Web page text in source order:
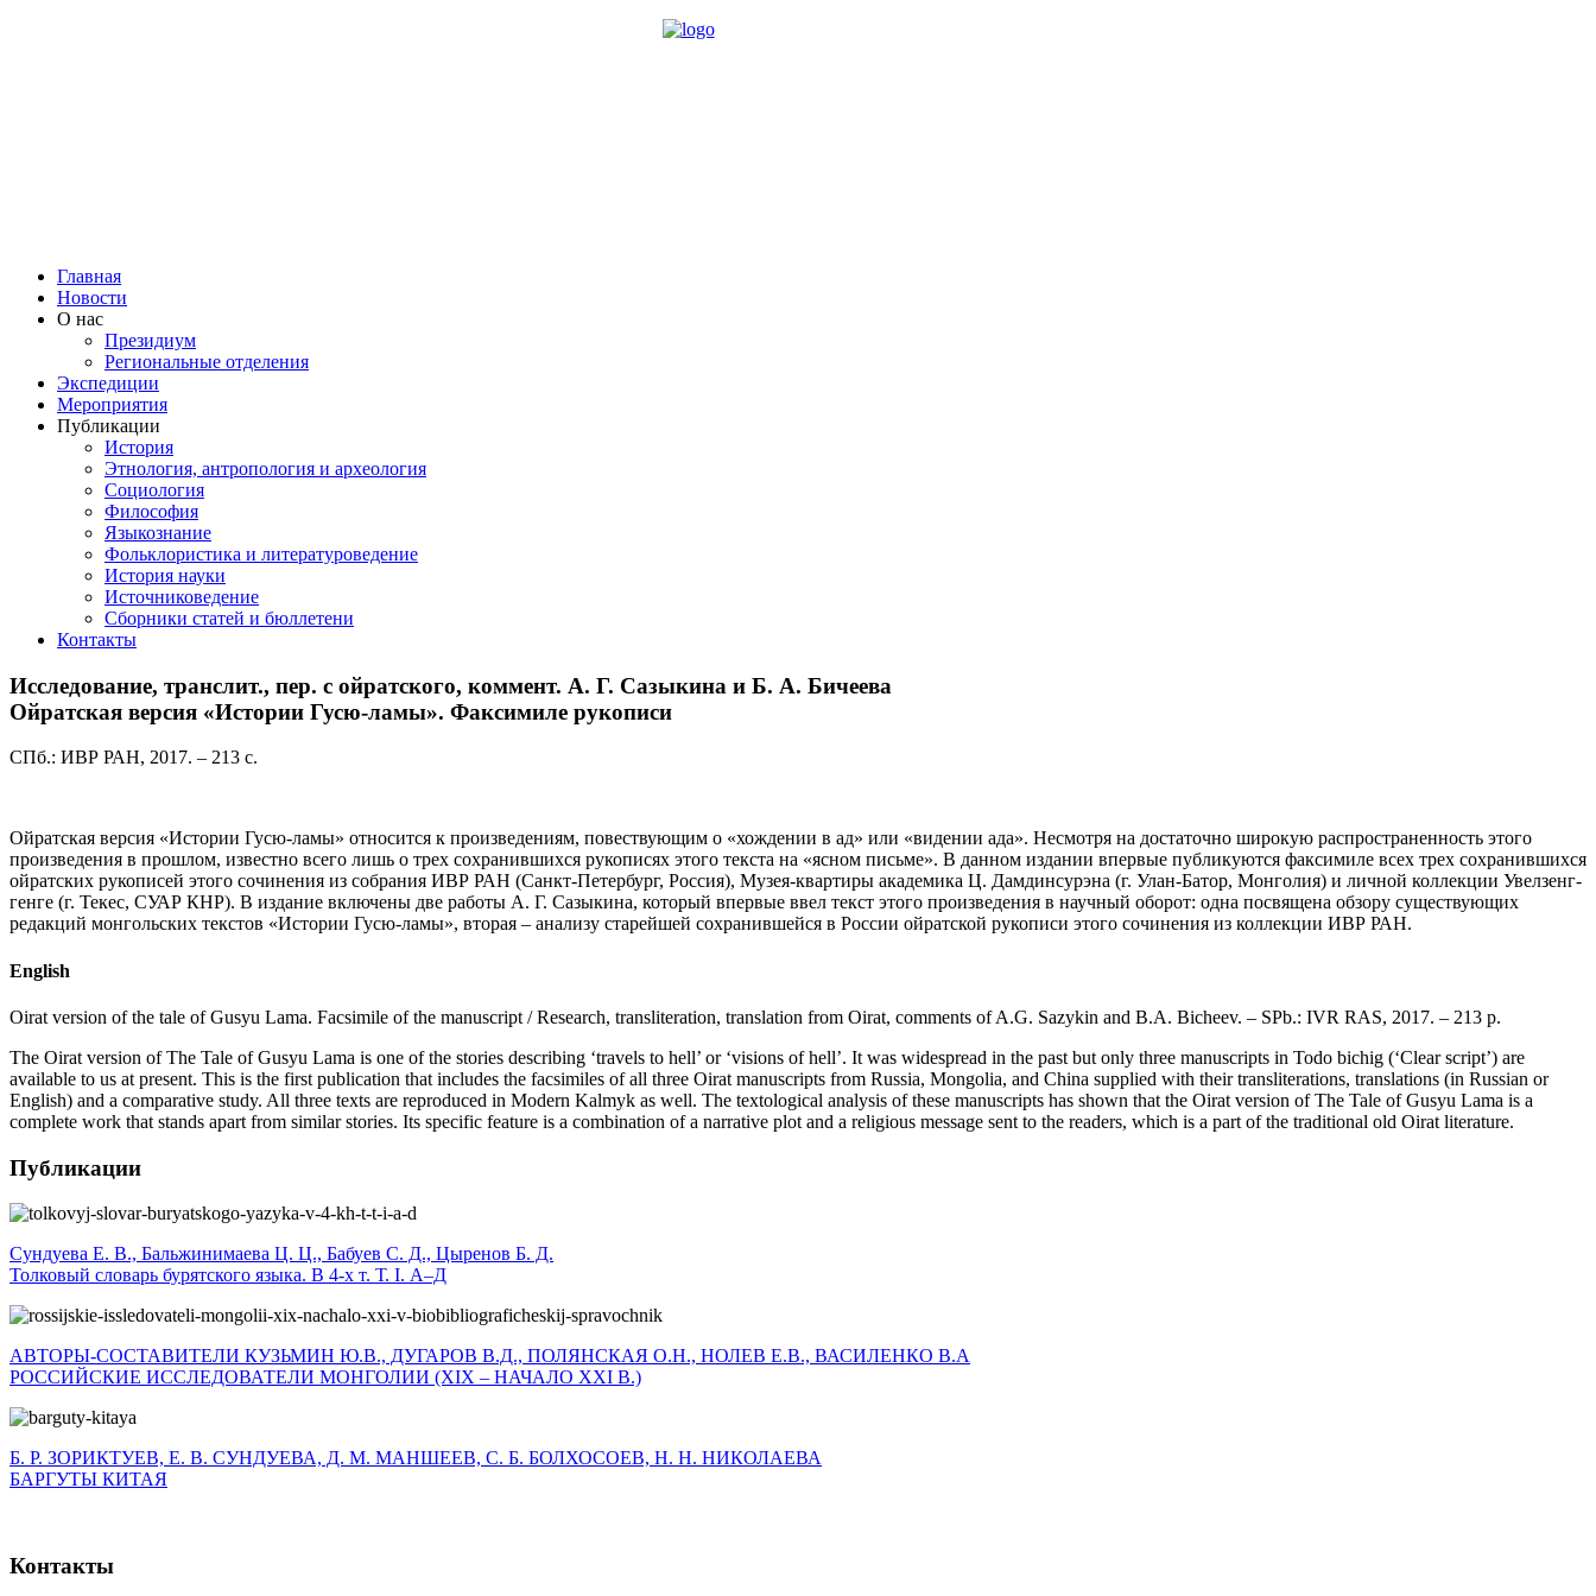
Главная
Новости
О нас
Президиум
Региональные отделения
Экспедиции
Мероприятия
Публикации
История
Этнология, антропология и археология
Социология
Философия
Языкознание
Фольклористика и литературоведение
История науки
Источниковедение
Cборники статей и бюллетени
Контакты
Исследование, транслит., пер. с ойратского, коммент. А. Г. Сазыкина и Б. А. Бичеева
Ойратская версия «Истории Гусю-ламы». Факсимиле рукописи
СПб.: ИВР РАН, 2017. – 213 с.
Ойратская версия «Истории Гусю-ламы» относится к произведениям, повествующим о «хождении в ад» или «видении ада». Несмотря на достаточно широкую распространенность этого
произведения в прошлом, известно всего лишь о трех сохранившихся рукописях этого текста на «ясном письме». В данном издании впервые публикуются факсимиле всех трех сохранившихся
ойратских рукописей этого сочинения из собрания ИВР РАН (Санкт-Петербург, Россия), Музея-квартиры академика Ц. Дамдинсурэна (г. Улан-Батор, Монголия) и личной коллекции Увелзенг-
генге (г. Текес, СУАР КНР). В издание включены две работы А. Г. Сазыкина, который впервые ввел текст этого произведения в научный оборот: одна посвящена обзору существующих
редакций монгольских текстов «Истории Гусю-ламы», вторая – анализу старейшей сохранившейся в России ойратской рукописи этого сочинения из коллекции ИВР РАН.
English
Oirat version of the tale of Gusyu Lama. Facsimile of the manuscript / Research, transliteration, translation from Oirat, comments of A.G. Sazykin and B.A. Bicheev. – SPb.: IVR RAS, 2017. – 213 p.
The Oirat version of The Tale of Gusyu Lama is one of the stories describing ‘travels to hell’ or ‘visions of hell’. It was widespread in the past but only three manuscripts in Todo bichig (‘Clear script’) are
available to us at present. This is the first publication that includes the facsimiles of all three Oirat manuscripts from Russia, Mongolia, and China supplied with their transliterations, translations (in Russian or
English) and a comparative study. All three texts are reproduced in Modern Kalmyk as well. The textological analysis of these manuscripts has shown that the Oirat version of The Tale of Gusyu Lama is a
complete work that stands apart from similar stories. Its specific feature is a combination of a narrative plot and a religious message sent to the readers, which is a part of the traditional old Oirat literature.
Публикации
Сундуева Е. В., Бальжинимаева Ц. Ц., Бабуев С. Д., Цыренов Б. Д.
Толковый словарь бурятского языка. В 4-х т. Т. I. А–Д
АВТОРЫ-СОСТАВИТЕЛИ КУЗЬМИН Ю.В., ДУГАРОВ В.Д., ПОЛЯНСКАЯ О.Н., НОЛЕВ Е.В., ВАСИЛЕНКО В.А
РОССИЙСКИЕ ИССЛЕДОВАТЕЛИ МОНГОЛИИ (XIX – НАЧАЛО XXI В.)
Б. Р. ЗОРИКТУЕВ, Е. В. СУНДУЕВА, Д. М. МАНШЕЕВ, С. Б. БОЛХОСОЕВ, Н. Н. НИКОЛАЕВА
БАРГУТЫ КИТАЯ
Контакты